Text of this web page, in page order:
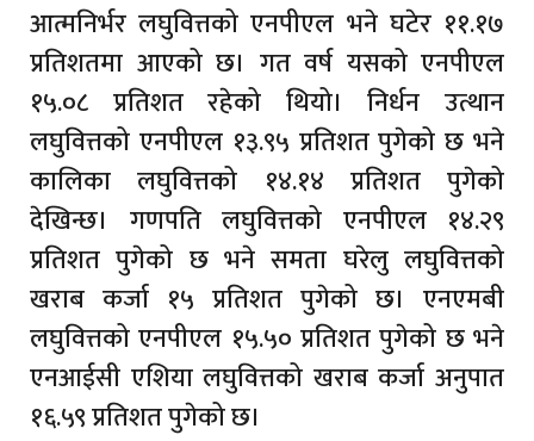
आत्मनिर्भर लघुवित्तको एनपीएल भने घटेर ११.१७
प्रतिशतमा आएको छ। गत वर्ष यसको एनपीएल
१५.०८ प्रतिशत रहेको थियो। निर्धन उत्थान
लघुवित्तको एनपीएल १३.९५ प्रतिशत पुगेको छ भने
कालिका लघुवित्तको १४.१४ प्रतिशत पुगेको
देखिन्छ। गणपति लघुवित्तको एनपीएल १४.२९
प्रतिशत पुगेको छ भने समता घरेलु लघुवित्तको
खराब कर्जा १५ प्रतिशत पुगेको छ। एनएमबी
लघुवित्तको एनपीएल १५.५० प्रतिशत पुगेको छ भने
एनआईसी एशिया लघुवित्तको खराब कर्जा अनुपात
१६.५९ प्रतिशत पुगेको छ।